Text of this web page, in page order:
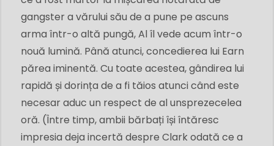
gangster a vărului său de a pune pe ascuns
arma într-o altă pungă, Al îl vede acum într-o
nouă lumină. Până atunci, concedierea lui Earn
părea iminentă. Cu toate acestea, gândirea lui
rapidă și dorința de a fi tăios atunci când este
necesar aduc un respect de al unsprezecelea
oră. (Între timp, ambii bărbați își întăresc
impresia deja incertă despre Clark odată ce a